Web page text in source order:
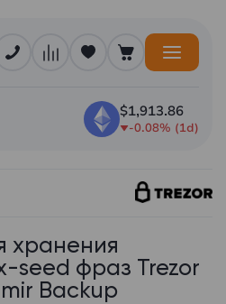
$1,913.86
-0.08% (1d)
хранения
seed фраз Trezor
Backup